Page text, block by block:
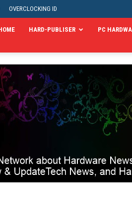
OVERCLOCKING ID
HARD-PUBLISER PC